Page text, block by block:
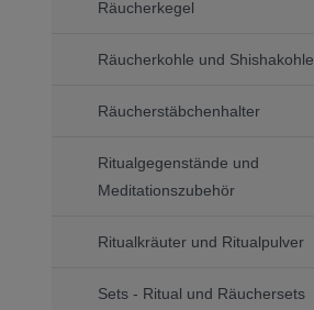
Räucherkegel
Räucherkohle und Shishakohle
Räucherstäbchenhalter
Ritualgegenstände und
Meditationszubehör
Ritualkräuter und Ritualpulver
Sets - Ritual und Räuchersets